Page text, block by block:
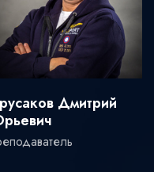
Дмитрий